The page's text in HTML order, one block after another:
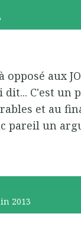
aux
C'est un
et au
pareil un
2013